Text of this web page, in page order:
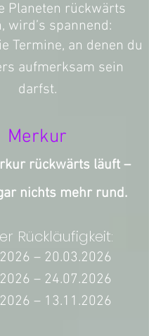
Planeten rückwärts
wird’s spannend:
Termine, an denen du
aufmerksam sein
darfst.
Merkur
rückwärts läuft –
nichts mehr rund.
Rückläufigkeit:
– 20.03.2026
– 24.07.2026
– 13.11.2026